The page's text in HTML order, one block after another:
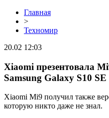
Главная
>
Техномир
20.02 12:03
Xiaomi презентовала
Samsung Galaxy S10 SE
Xiaomi Mi9 получил также
которую никто даже не знал.